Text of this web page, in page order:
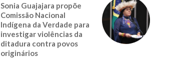
Sonia Guajajara propõe
Comissão Nacional
Indígena da Verdade para
investigar violências da
ditadura contra povos
originários